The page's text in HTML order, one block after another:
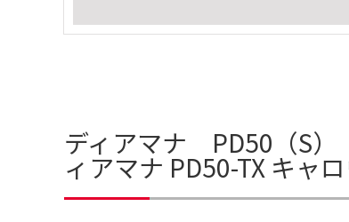
ディアマナ PD50（S
ィアマナ PD50-TX キャ